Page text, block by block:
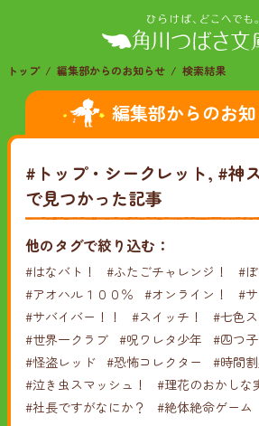
トップ 編集部からのお知らせ 検索結果
編集部からのお
#トップ・シークレット, #神
で見つかった記事
他のタグで絞り込む：
#はなバト！ #ふたごチャレンジ！
#
#アオハル１００％
#オンライン！
#
#サバイバー！！
#スイッチ！
#七色
#世界一クラブ #呪ワレタ少年
#四つ
#怪盗レッド #恐怖コレクター
#時間
#泣き虫スマッシュ！
#理花のおかしな
#社長ですがなにか？
#絶体絶命ゲーム